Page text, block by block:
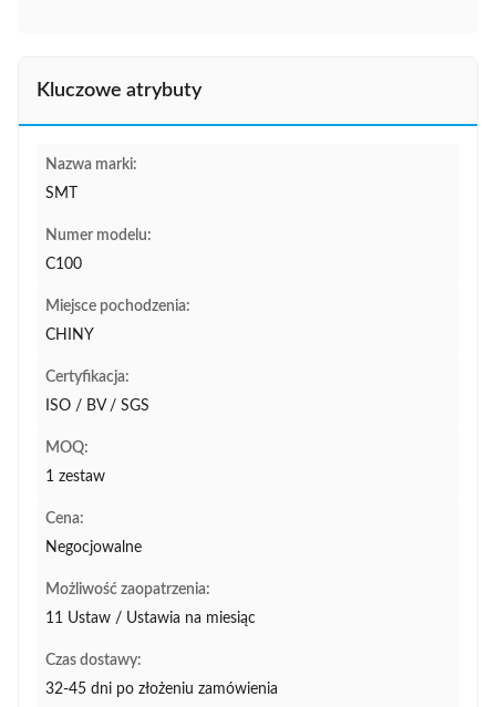
Kluczowe atrybuty
Nazwa marki:
SMT
Numer modelu:
C100
Miejsce pochodzenia:
CHINY
Certyfikacja:
ISO / BV / SGS
MOQ:
1 zestaw
Cena:
Negocjowalne
Możliwość zaopatrzenia:
11 Ustaw / Ustawia na miesiąc
Czas dostawy:
32-45 dni po złożeniu zamówienia